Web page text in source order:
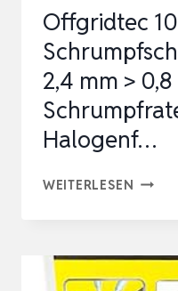
2:1
–
WAS…
Offgridtec
2,4 mm > 0,8
Halogenf…
WEITERLESEN
MIT